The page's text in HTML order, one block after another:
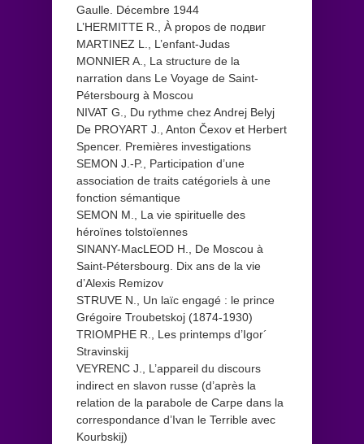
Gaulle. Décembre 1944
L’HERMITTE R., À propos de подвиг
MARTINEZ L., L’enfant-Judas
MONNIER A., La structure de la
narration dans Le Voyage de Saint-
Pétersbourg à Moscou
NIVAT G., Du rythme chez Andrej Belyj
De PROYART J., Anton Čexov et Herbert
Spencer. Premières investigations
SEMON J.-P., Participation d’une
association de traits catégoriels à une
fonction sémantique
SEMON M., La vie spirituelle des
héroïnes tolstoïennes
SINANY-MacLEOD H., De Moscou à
Saint-Pétersbourg. Dix ans de la vie
d’Alexis Remizov
STRUVE N., Un laïc engagé : le prince
Grégoire Troubetskoj (1874-1930)
TRIOMPHE R., Les printemps d’Igor´
Stravinskij
VEYRENC J., L’appareil du discours
indirect en slavon russe (d’après la
relation de la parabole de Carpe dans la
correspondance d’Ivan le Terrible avec
Kourbskij)